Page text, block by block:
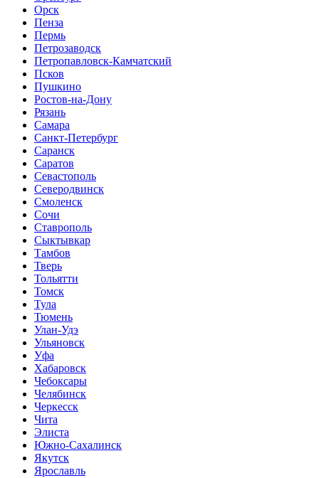
Орск
Пенза
Пермь
Петрозаводск
Петропавловск-Камчатский
Псков
Пушкино
Ростов-на-Дону
Рязань
Самара
Санкт-Петербург
Саранск
Саратов
Севастополь
Северодвинск
Смоленск
Сочи
Ставрополь
Сыктывкар
Тамбов
Тверь
Тольятти
Томск
Тула
Тюмень
Улан-Удэ
Ульяновск
Уфа
Хабаровск
Чебоксары
Челябинск
Черкесск
Чита
Элиста
Южно-Сахалинск
Якутск
Ярославль